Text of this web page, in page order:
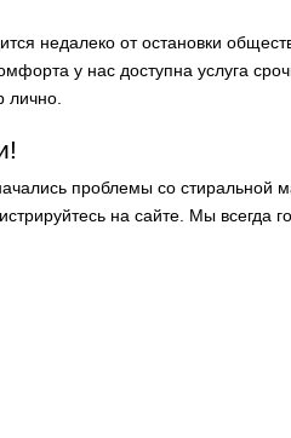
недалеко от остановки
у нас доступна услуга
лично.
проблемы со стиральной
на сайте. Мы всегда